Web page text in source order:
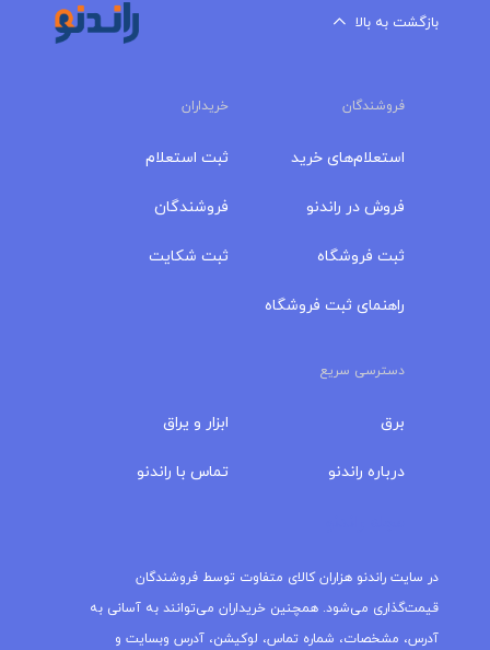
بازگشت به بالا
فروشندگان خریداران
استعلام‌های خرید
فروش در راندنو
ثبت فروشگاه
راهنمای ثبت فروشگاه
ثبت استعلام
فروشندگان
ثبت شکایت
دسترسی سریع
برق
درباره‌ راندنو
ابزار و یراق
تماس با راندنو
در سایت راندنو هزاران کالای متفاوت توسط فروشندگان
قیمت‌گذاری می‌شود. همچنین خریداران می‌توانند به آسانی به
آدرس، مشخصات، شماره تماس، لوکیشن، آدرس وبسایت و